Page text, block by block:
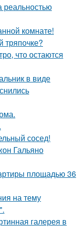
реальностью
комнате!
тряпочке?
что остаются
в виде
сосед!
Гальяно
площадью 36
на тему
галерея в